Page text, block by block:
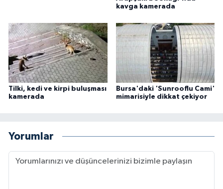
kavga kamerada
Tilki, kedi ve kirpi buluşması
kamerada
Bursa'daki 'Sunrooflu Cami'
mimarisiyle dikkat çekiyor
Yorumlar